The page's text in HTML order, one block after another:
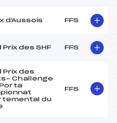
d'Aussois FFS
Prix des SHF FFS
Prix des
Challenge
du
FFS